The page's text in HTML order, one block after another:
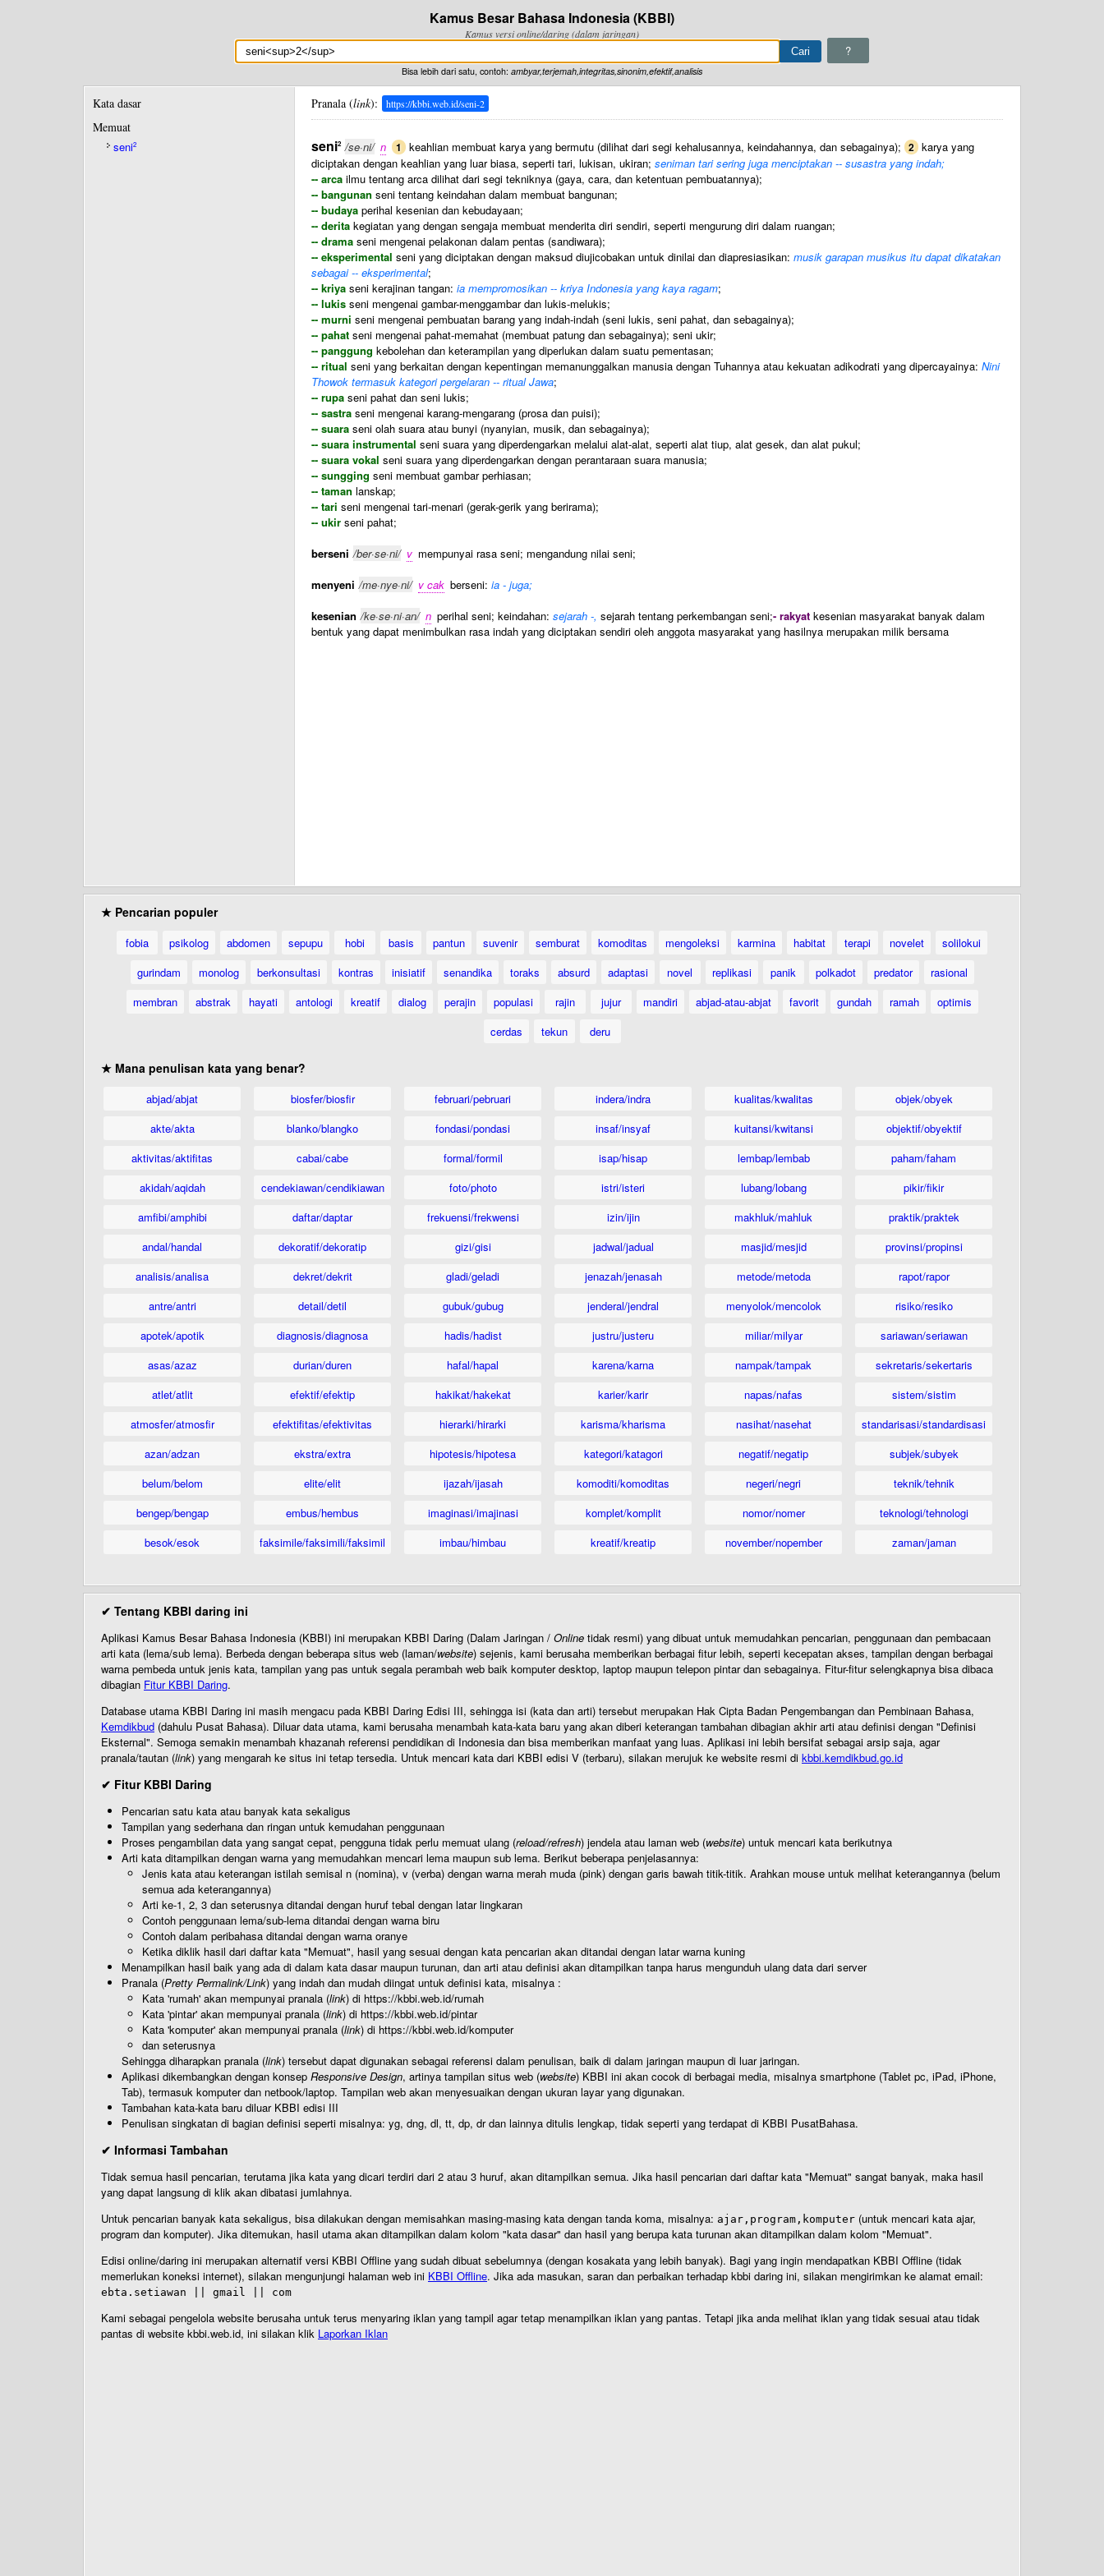
Kamus Besar Bahasa Indonesia (KBBI)
Kamus versi online/daring (dalam jaringan)
?
Bisa lebih dari satu, contoh: ambyar,terjemah,integritas,sinonim,efektif,analisis
Kata dasar
Memuat
seni2
Pranala (link): https://kbbi.web.id/seni-2
seni2 /se·ni/ n 1 keahlian membuat karya yang bermutu (dilihat dari segi kehalusannya, keindahannya, dan sebagainya); 2 karya yang
diciptakan dengan keahlian yang luar biasa, seperti tari, lukisan, ukiran; seniman tari sering juga menciptakan -- susastra yang indah;
-- arca ilmu tentang arca dilihat dari segi tekniknya (gaya, cara, dan ketentuan pembuatannya);
-- bangunan seni tentang keindahan dalam membuat bangunan;
-- budaya perihal kesenian dan kebudayaan;
-- derita kegiatan yang dengan sengaja membuat menderita diri sendiri, seperti mengurung diri dalam ruangan;
-- drama seni mengenai pelakonan dalam pentas (sandiwara);
-- eksperimental seni yang diciptakan dengan maksud diujicobakan untuk dinilai dan diapresiasikan: musik garapan musikus itu dapat dikatakan
sebagai -- eksperimental;
-- kriya seni kerajinan tangan: ia mempromosikan -- kriya Indonesia yang kaya ragam;
-- lukis seni mengenai gambar-menggambar dan lukis-melukis;
-- murni seni mengenai pembuatan barang yang indah-indah (seni lukis, seni pahat, dan sebagainya);
-- pahat seni mengenai pahat-memahat (membuat patung dan sebagainya); seni ukir;
-- panggung kebolehan dan keterampilan yang diperlukan dalam suatu pementasan;
-- ritual seni yang berkaitan dengan kepentingan memanunggalkan manusia dengan Tuhannya atau kekuatan adikodrati yang dipercayainya: Nini
Thowok termasuk kategori pergelaran -- ritual Jawa;
-- rupa seni pahat dan seni lukis;
-- sastra seni mengenai karang-mengarang (prosa dan puisi);
-- suara seni olah suara atau bunyi (nyanyian, musik, dan sebagainya);
-- suara instrumental seni suara yang diperdengarkan melalui alat-alat, seperti alat tiup, alat gesek, dan alat pukul;
-- suara vokal seni suara yang diperdengarkan dengan perantaraan suara manusia;
-- sungging seni membuat gambar perhiasan;
-- taman lanskap;
-- tari seni mengenai tari-menari (gerak-gerik yang berirama);
-- ukir seni pahat;
berseni /ber·se·ni/ v mempunyai rasa seni; mengandung nilai seni;
menyeni /me·nye·ni/ v cak berseni: ia - juga;
kesenian /ke·se·ni·an/ n perihal seni; keindahan: sejarah -, sejarah tentang perkembangan seni;- rakyat kesenian masyarakat banyak dalam
bentuk yang dapat menimbulkan rasa indah yang diciptakan sendiri oleh anggota masyarakat yang hasilnya merupakan milik bersama
★ Pencarian populer
fobia psikolog abdomen sepupu hobi basis pantun suvenir semburat komoditas mengoleksi karmina habitat terapi novelet
solilokui
gurindam
monolog berkonsultasi kontras inisiatif senandika toraks absurd adaptasi novel replikasi panik polkadot predator
rasional
membran
abstrak hayati antologi kreatif dialog perajin populasi rajin jujur mandiri abjad-atau-abjat favorit gundah ramah
optimis
cerdas
tekun deru
★ Mana penulisan kata yang benar?
abjad/abjat
akte/akta
aktivitas/aktifitas
akidah/aqidah
amfibi/amphibi
andal/handal
analisis/analisa
antre/antri
apotek/apotik
asas/azaz
atlet/atlit
atmosfer/atmosfir
azan/adzan
belum/belom
bengep/bengap
besok/esok
biosfer/biosfir
blanko/blangko
cabai/cabe
cendekiawan/cendikiawan
daftar/daptar
dekoratif/dekoratip
dekret/dekrit
detail/detil
diagnosis/diagnosa
durian/duren
efektif/efektip
efektifitas/efektivitas
ekstra/extra
elite/elit
embus/hembus
faksimile/faksimili/faksimil
februari/pebruari
fondasi/pondasi
formal/formil
foto/photo
frekuensi/frekwensi
gizi/gisi
gladi/geladi
gubuk/gubug
hadis/hadist
hafal/hapal
hakikat/hakekat
hierarki/hirarki
hipotesis/hipotesa
ijazah/ijasah
imaginasi/imajinasi
imbau/himbau
indera/indra
insaf/insyaf
isap/hisap
istri/isteri
izin/ijin
jadwal/jadual
jenazah/jenasah
jenderal/jendral
justru/justeru
karena/karna
karier/karir
karisma/kharisma
kategori/katagori
komoditi/komoditas
komplet/komplit
kreatif/kreatip
kualitas/kwalitas
kuitansi/kwitansi
lembap/lembab
lubang/lobang
makhluk/mahluk
masjid/mesjid
metode/metoda
menyolok/mencolok
miliar/milyar
nampak/tampak
napas/nafas
nasihat/nasehat
negatif/negatip
negeri/negri
nomor/nomer
november/nopember
objek/obyek
objektif/obyektif
paham/faham
pikir/fikir
praktik/praktek
provinsi/propinsi
rapot/rapor
risiko/resiko
sariawan/seriawan
sekretaris/sekertaris
sistem/sistim
standarisasi/standardisasi
subjek/subyek
teknik/tehnik
teknologi/tehnologi
zaman/jaman
✔ Tentang KBBI daring ini
Aplikasi Kamus Besar Bahasa Indonesia (KBBI) ini merupakan KBBI Daring (Dalam Jaringan / Online tidak resmi) yang dibuat untuk memudahkan pencarian, penggunaan dan pembacaan
arti kata (lema/sub lema). Berbeda dengan beberapa situs web (laman/website) sejenis, kami berusaha memberikan berbagai fitur lebih, seperti kecepatan akses, tampilan dengan berbagai
warna pembeda untuk jenis kata, tampilan yang pas untuk segala perambah web baik komputer desktop, laptop maupun telepon pintar dan sebagainya. Fitur-fitur selengkapnya bisa dibaca
dibagian Fitur KBBI Daring.
Database utama KBBI Daring ini masih mengacu pada KBBI Daring Edisi III, sehingga isi (kata dan arti) tersebut merupakan Hak Cipta Badan Pengembangan dan Pembinaan Bahasa,
Kemdikbud (dahulu Pusat Bahasa). Diluar data utama, kami berusaha menambah kata-kata baru yang akan diberi keterangan tambahan dibagian akhir arti atau definisi dengan "Definisi
Eksternal". Semoga semakin menambah khazanah referensi pendidikan di Indonesia dan bisa memberikan manfaat yang luas. Aplikasi ini lebih bersifat sebagai arsip saja, agar
pranala/tautan (link) yang mengarah ke situs ini tetap tersedia. Untuk mencari kata dari KBBI edisi V (terbaru), silakan merujuk ke website resmi di kbbi.kemdikbud.go.id
✔ Fitur KBBI Daring
Pencarian satu kata atau banyak kata sekaligus
Tampilan yang sederhana dan ringan untuk kemudahan penggunaan
Proses pengambilan data yang sangat cepat, pengguna tidak perlu memuat ulang (reload/refresh) jendela atau laman web (website) untuk mencari kata berikutnya
Arti kata ditampilkan dengan warna yang memudahkan mencari lema maupun sub lema. Berikut beberapa penjelasannya:
Jenis kata atau keterangan istilah semisal n (nomina), v (verba) dengan warna merah muda (pink) dengan garis bawah titik-titik. Arahkan mouse untuk melihat keterangannya (belum
semua ada keterangannya)
Arti ke-1, 2, 3 dan seterusnya ditandai dengan huruf tebal dengan latar lingkaran
Contoh penggunaan lema/sub-lema ditandai dengan warna biru
Contoh dalam peribahasa ditandai dengan warna oranye
Ketika diklik hasil dari daftar kata "Memuat", hasil yang sesuai dengan kata pencarian akan ditandai dengan latar warna kuning
Menampilkan hasil baik yang ada di dalam kata dasar maupun turunan, dan arti atau definisi akan ditampilkan tanpa harus mengunduh ulang data dari server
Pranala (Pretty Permalink/Link) yang indah dan mudah diingat untuk definisi kata, misalnya :
Kata 'rumah' akan mempunyai pranala (link) di https://kbbi.web.id/rumah
Kata 'pintar' akan mempunyai pranala (link) di https://kbbi.web.id/pintar
Kata 'komputer' akan mempunyai pranala (link) di https://kbbi.web.id/komputer
dan seterusnya
Sehingga diharapkan pranala (link) tersebut dapat digunakan sebagai referensi dalam penulisan, baik di dalam jaringan maupun di luar jaringan.
Aplikasi dikembangkan dengan konsep Responsive Design, artinya tampilan situs web (website) KBBI ini akan cocok di berbagai media, misalnya smartphone (Tablet pc, iPad, iPhone,
Tab), termasuk komputer dan netbook/laptop. Tampilan web akan menyesuaikan dengan ukuran layar yang digunakan.
Tambahan kata-kata baru diluar KBBI edisi III
Penulisan singkatan di bagian definisi seperti misalnya: yg, dng, dl, tt, dp, dr dan lainnya ditulis lengkap, tidak seperti yang terdapat di KBBI PusatBahasa.
✔ Informasi Tambahan
Tidak semua hasil pencarian, terutama jika kata yang dicari terdiri dari 2 atau 3 huruf, akan ditampilkan semua. Jika hasil pencarian dari daftar kata "Memuat" sangat banyak, maka hasil
yang dapat langsung di klik akan dibatasi jumlahnya.
Untuk pencarian banyak kata sekaligus, bisa dilakukan dengan memisahkan masing-masing kata dengan tanda koma, misalnya: ajar,program,komputer (untuk mencari kata ajar,
program dan komputer). Jika ditemukan, hasil utama akan ditampilkan dalam kolom "kata dasar" dan hasil yang berupa kata turunan akan ditampilkan dalam kolom "Memuat".
Edisi online/daring ini merupakan alternatif versi KBBI Offline yang sudah dibuat sebelumnya (dengan kosakata yang lebih banyak). Bagi yang ingin mendapatkan KBBI Offline (tidak
memerlukan koneksi internet), silakan mengunjungi halaman web ini KBBI Offline. Jika ada masukan, saran dan perbaikan terhadap kbbi daring ini, silakan mengirimkan ke alamat email:
ebta.setiawan || gmail || com
Kami sebagai pengelola website berusaha untuk terus menyaring iklan yang tampil agar tetap menampilkan iklan yang pantas. Tetapi jika anda melihat iklan yang tidak sesuai atau tidak
pantas di website kbbi.web.id, ini silakan klik Laporkan Iklan